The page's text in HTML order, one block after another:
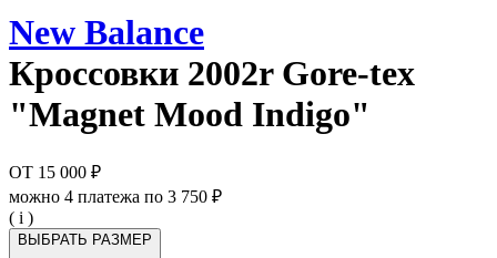
New Balance
Кроссовки 2002r Gore-tex
"Magnet Mood Indigo"
ОТ 15 000 ₽
можно 4 платежа по 3 750 ₽
( i )
ВЫБРАТЬ РАЗМЕР